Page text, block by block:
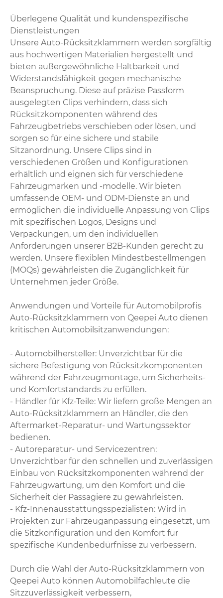
Überlegene Qualität und kundenspezifische
Dienstleistungen
Unsere Auto-Rücksitzklammern werden sorgfältig
aus hochwertigen Materialien hergestellt und
bieten außergewöhnliche Haltbarkeit und
Widerstandsfähigkeit gegen mechanische
Beanspruchung. Diese auf präzise Passform
ausgelegten Clips verhindern, dass sich
Rücksitzkomponenten während des
Fahrzeugbetriebs verschieben oder lösen, und
sorgen so für eine sichere und stabile
Sitzanordnung. Unsere Clips sind in
verschiedenen Größen und Konfigurationen
erhältlich und eignen sich für verschiedene
Fahrzeugmarken und -modelle. Wir bieten
umfassende OEM- und ODM-Dienste an und
ermöglichen die individuelle Anpassung von Clips
mit spezifischen Logos, Designs und
Verpackungen, um den individuellen
Anforderungen unserer B2B-Kunden gerecht zu
werden. Unsere flexiblen Mindestbestellmengen
(MOQs) gewährleisten die Zugänglichkeit für
Unternehmen jeder Größe.
Anwendungen und Vorteile für Automobilprofis
Auto-Rücksitzklammern von Qeepei Auto dienen
kritischen Automobilsitzanwendungen:
- Automobilhersteller: Unverzichtbar für die
sichere Befestigung von Rücksitzkomponenten
während der Fahrzeugmontage, um Sicherheits-
und Komfortstandards zu erfüllen.
- Händler für Kfz-Teile: Wir liefern große Mengen an
Auto-Rücksitzklammern an Händler, die den
Aftermarket-Reparatur- und Wartungssektor
bedienen.
- Autoreparatur- und Servicezentren:
Unverzichtbar für den schnellen und zuverlässigen
Einbau von Rücksitzkomponenten während der
Fahrzeugwartung, um den Komfort und die
Sicherheit der Passagiere zu gewährleisten.
- Kfz-Innenausstattungsspezialisten: Wird in
Projekten zur Fahrzeuganpassung eingesetzt, um
die Sitzkonfiguration und den Komfort für
spezifische Kundenbedürfnisse zu verbessern.
Durch die Wahl der Auto-Rücksitzklammern von
Qeepei Auto können Automobilfachleute die
Sitzzuverlässigkeit verbessern,